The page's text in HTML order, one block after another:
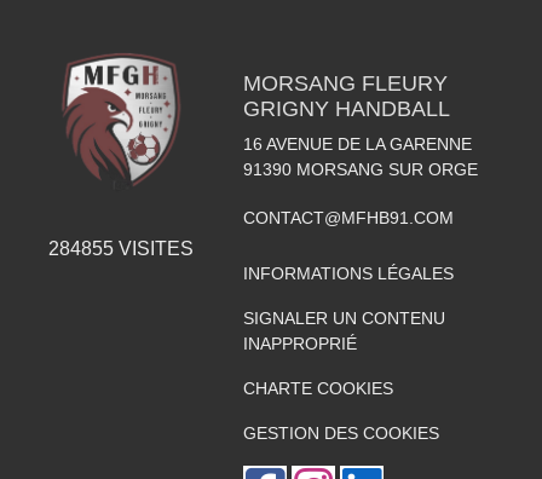
284855 VISITES
MORSANG FLEURY
GRIGNY HANDBALL
16 AVENUE DE LA GARENNE
91390 MORSANG SUR ORGE
CONTACT@MFHB91.COM
INFORMATIONS LÉGALES
SIGNALER UN CONTENU
INAPPROPRIÉ
CHARTE COOKIES
GESTION DES COOKIES